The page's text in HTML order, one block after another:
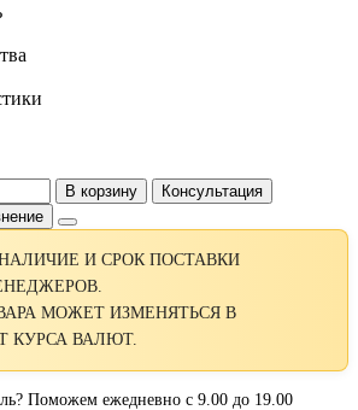
В корзину
Консультация
И СРОК ПОСТАВКИ
МОЖЕТ ИЗМЕНЯТЬСЯ В
КУРСА ВАЛЮТ.
Поможем ежедневно с 9.00 до 19.00